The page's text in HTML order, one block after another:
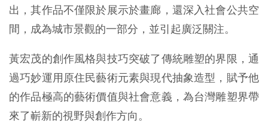
出，其作品不僅限於展示於畫廊，還深入社會公共空
間，成為城市景觀的一部分，並引起廣泛關注。
黃宏茂的創作風格與技巧突破了傳統雕塑的界限，通
過巧妙運用原住民藝術元素與現代抽象造型，賦予他
的作品極高的藝術價值與社會意義，為台灣雕塑界帶
來了嶄新的視野與創作方向。